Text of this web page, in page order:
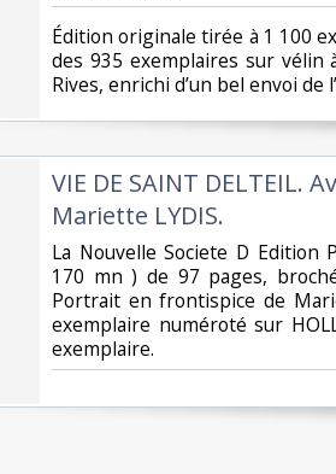
‎Édition originale tirée à 1 100
des 935 exemplaires sur
Rives, enrichi d’un bel envoi de
‎VIE DE SAINT DELTEIL.
Mariette LYDIS.‎
‎La Nouvelle Societe D Edition
170 mn ) de 97 pages,
Portrait en frontispice de
exemplaire numéroté sur
exemplaire.‎